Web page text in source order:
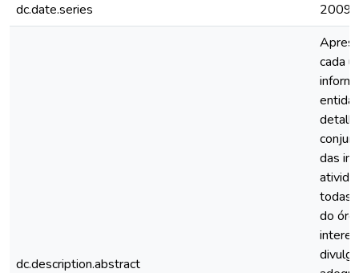
dc.date.series
2009
dc.description.abstract
cada
das
todas
do